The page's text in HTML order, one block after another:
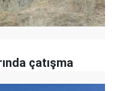
çatışma